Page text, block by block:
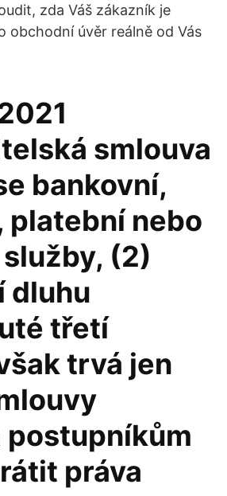
zda Váš zákazník je
obchodní úvěr reálně od Vás
smlouva
bankovní,
platební nebo
(2)
dluhu
třetí
trvá jen
postupníkům
práva